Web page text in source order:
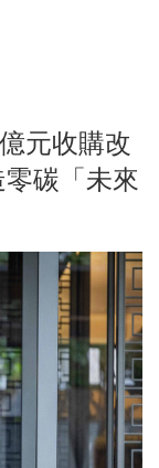
元收購改
碳「未來